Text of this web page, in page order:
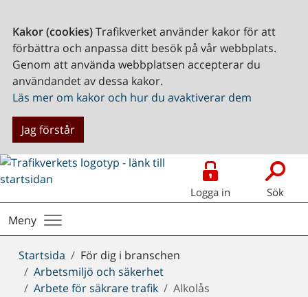
Kakor (cookies)Trafikverket använder kakor för att
förbättra och anpassa ditt besök på vår webbplats.
Genom att använda webbplatsen accepterar du
användandet av dessa kakor.
Läs mer om kakor och hur du avaktiverar dem
Jag förstår
Logga in Sök
Meny
Du
är
här:
Startsida
För dig i branschen
Arbetsmiljö och säkerhet
Arbete för säkrare trafik
Alkolås